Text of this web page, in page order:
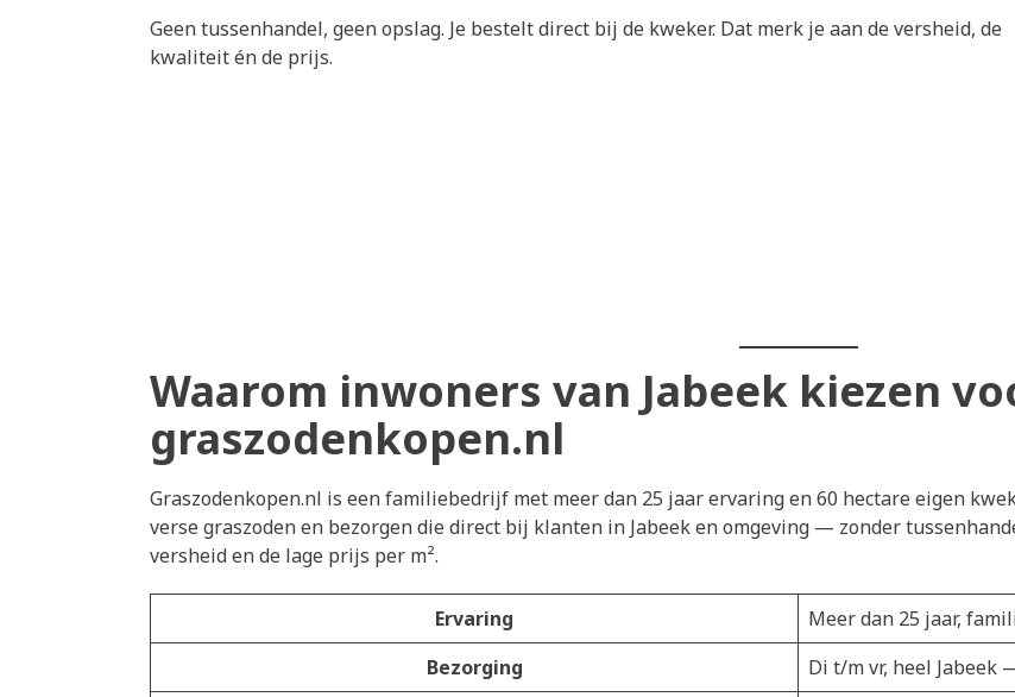
Geen tussenhandel, geen opslag. Je bestelt direct bij de kweker. Dat merk je aan de versheid, de
kwaliteit én de prijs.
Waarom inwoners van Jabeek kiezen
graszodenkopen.nl
Graszodenkopen.nl is een familiebedrijf met meer dan 25 jaar ervaring en 60 hectare eigen
verse graszoden en bezorgen die direct bij klanten in Jabeek en omgeving — zonder
versheid en de lage prijs per m².
Ervaring
Meer dan 25 jaar,
Bezorging
Di t/m vr, heel Jabeek